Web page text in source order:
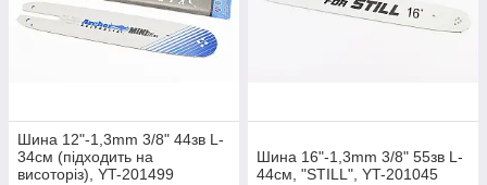
Шина 12"-1,3mm 3/8" 44зв L-
34см (підходить на
висоторіз), YT-201499
Шина 16"-1,3mm 3/8" 55зв L-
44см, "STILL", YT-201045